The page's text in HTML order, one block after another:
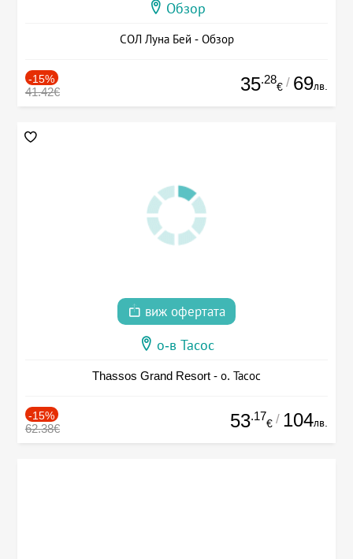
Обзор
СОЛ Луна Бей - Обзор
-15%
41.42€ 35.28
€ / 69лв.
виж офертата
о-в Тасос
Thassos Grand Resort - о. Тасос
-15%
62.38€ 53.17
€ / 104лв.